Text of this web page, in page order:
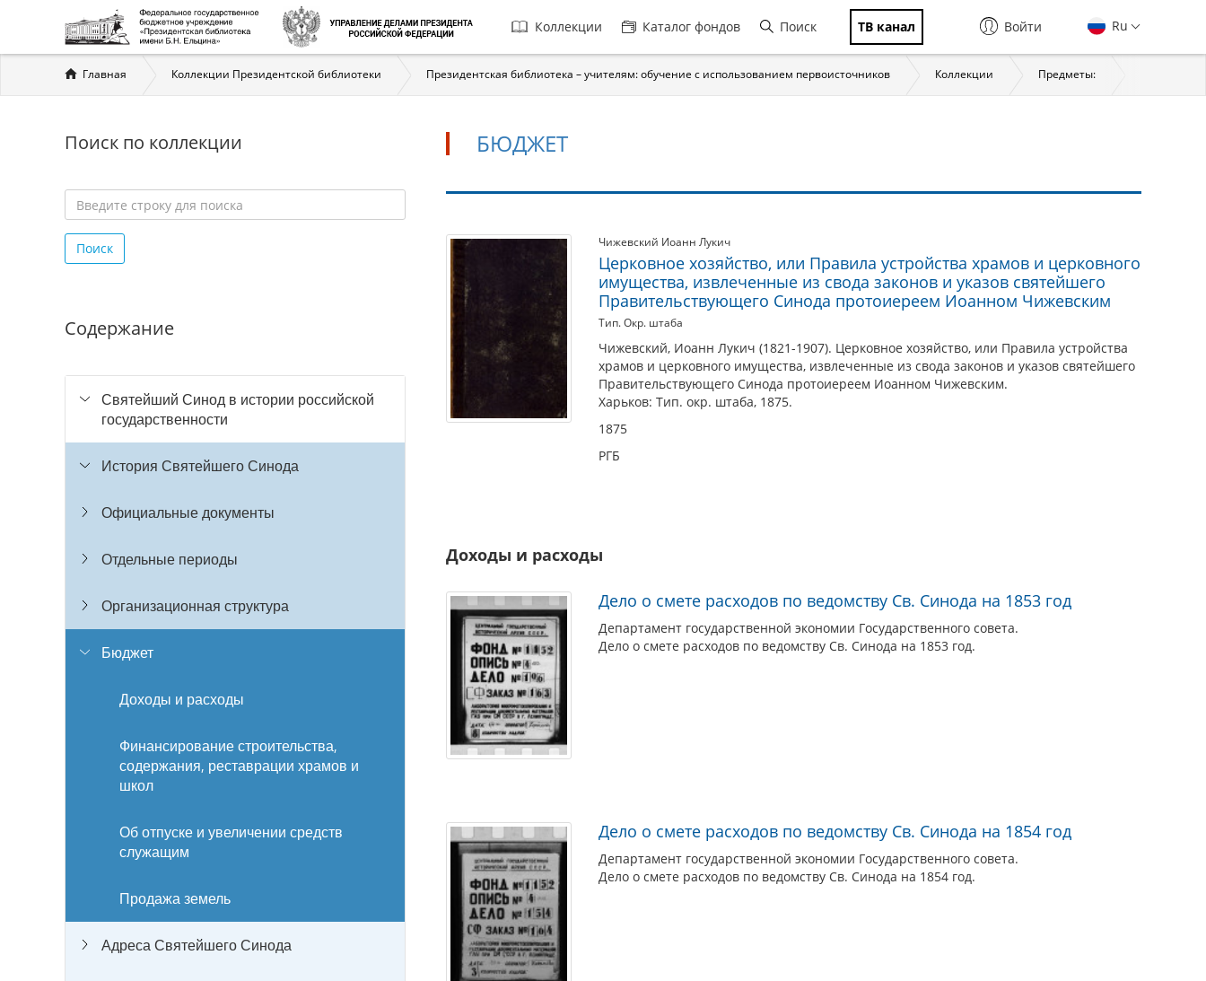
Главная
навигация
Коллекции Каталог фондов Поиск ТВ канал Ru
Войти
Вы
здесь
Главная Коллекции Президентской библиотеки Президентская библиотека – учителям: обучение с использованием первоисточников Коллекции Предметы:
Поиск по коллекции
строку
для
Поиск
Содержание
Святейший Синод в истории российской
государственности
История Святейшего Синода
Официальные документы
Отдельные периоды
Организационная структура
Бюджет
Доходы и расходы
Финансирование строительства,
содержания, реставрации храмов и
школ
Об отпуске и увеличении средств
служащим
Продажа земель
Адреса Святейшего Синода
БЮДЖЕТ
Бюджет Чижевский Иоанн Лукич
Церковное хозяйство, или Правила устройства храмов и церковного
имущества, извлеченные из свода законов и указов святейшего
Правительствующего Синода протоиереем Иоанном Чижевским
Тип. Окр. штаба
Чижевский, Иоанн Лукич (1821-1907). Церковное хозяйство, или Правила устройства
храмов и церковного имущества, извлеченные из свода законов и указов святейшего
Правительствующего Синода протоиереем Иоанном Чижевским.
Харьков: Тип. окр. штаба, 1875.
1875
РГБ
Доходы и расходы
Дело о смете расходов по ведомству Св. Синода на 1853 год
Департамент государственной экономии Государственного совета.
Дело о смете расходов по ведомству Св. Синода на 1853 год.
Дело о смете расходов по ведомству Св. Синода на 1854 год
Департамент государственной экономии Государственного совета.
Дело о смете расходов по ведомству Св. Синода на 1854 год.